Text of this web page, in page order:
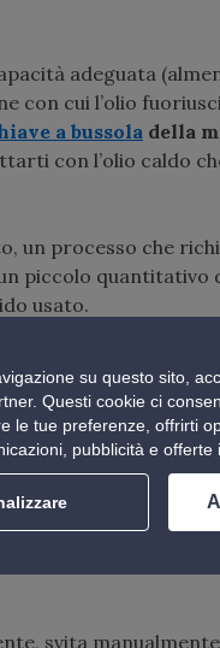
adeguata
con cui l’olio
a bussola della
con l’olio caldo
un processo che
piccolo quantitativo
usato.
accompagnare
del modello di
o
10-15 cm, spesso di
svita
su questo sito,
Questi cookie ci
le tue preferenze, offrirti
pubblicità e offerte